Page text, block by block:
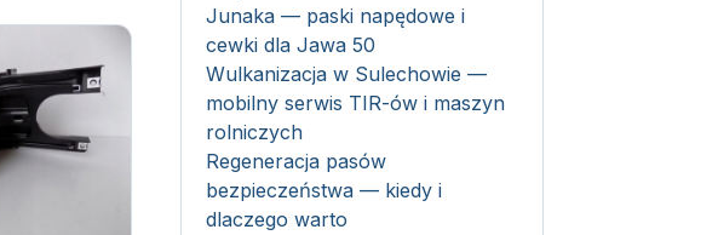
Junaka — paski napędowe i
cewki dla Jawa 50
Wulkanizacja w Sulechowie —
mobilny serwis TIR-ów i maszyn
rolniczych
Regeneracja pasów
bezpieczeństwa — kiedy i
dlaczego warto